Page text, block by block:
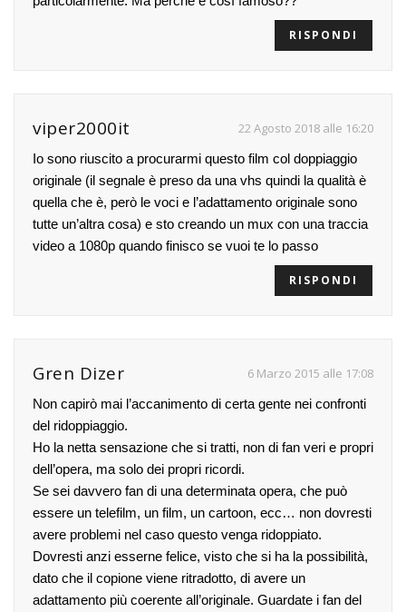
RISPONDI
viper2000it 22 Agosto 2018 alle 16:20
Io sono riuscito a procurarmi questo film col doppiaggio
originale (il segnale è preso da una vhs quindi la qualità è
quella che è, però le voci e l’adattamento originale sono
tutte un’altra cosa) e sto creando un mux con una traccia
video a 1080p quando finisco se vuoi te lo passo
RISPONDI
Gren Dizer 6 Marzo 2015 alle 17:08
Non capirò mai l’accanimento di certa gente nei confronti
del ridoppiaggio.
Ho la netta sensazione che si tratti, non di fan veri e propri
dell’opera, ma solo dei propri ricordi.
Se sei davvero fan di una determinata opera, che può
essere un telefilm, un film, un cartoon, ecc… non dovresti
avere problemi nel caso questo venga ridoppiato.
Dovresti anzi esserne felice, visto che si ha la possibilità,
dato che il copione viene ritradotto, di avere un
adattamento più coerente all’originale. Guardate i fan del